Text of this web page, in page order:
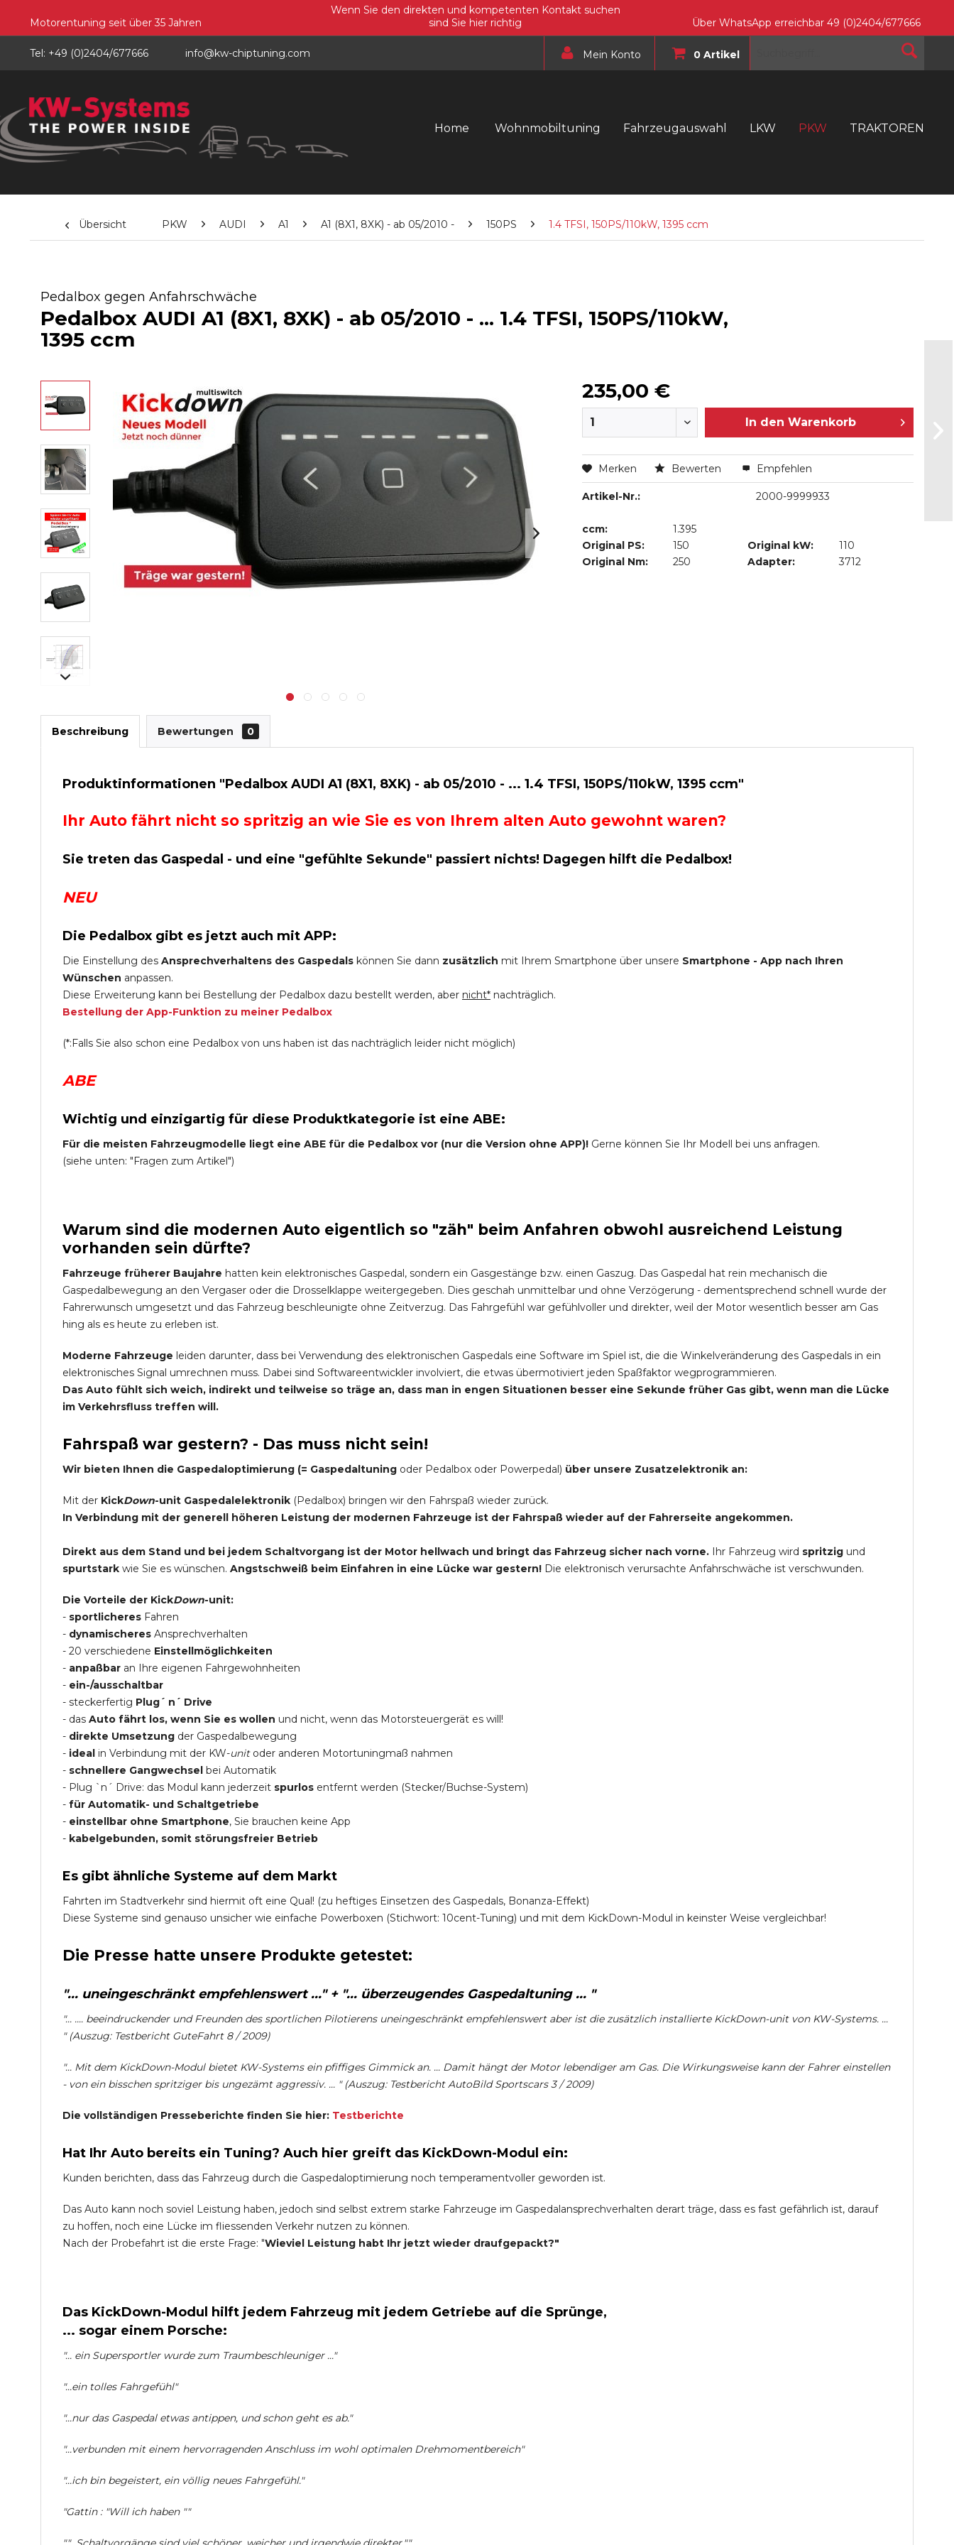
Motorentuning seit über 35 Jahren
Wenn Sie den direkten und kompetenten Kontakt suchen
sind Sie hier richtig
Über WhatsApp erreichbar 49 (0)2404/677666
Tel: +49 (0)2404/677666 info@kw-chiptuning.com Mein Konto 0 Artikel
Home Wohnmobiltuning Fahrzeugauswahl LKW PKW TRAKTOREN
Übersicht PKW AUDI A1 A1 (8X1, 8XK) - ab 05/2010 - 150PS 1.4 TFSI, 150PS/110kW, 1395 ccm
Pedalbox gegen Anfahrschwäche
Pedalbox AUDI A1 (8X1, 8XK) - ab 05/2010 - ... 1.4 TFSI, 150PS/110kW,
1395 ccm
235,00 €
In den Warenkorb
Merken Bewerten Empfehlen
Artikel-Nr.: 2000-9999933
ccm:
1.395
Original PS:
150 Original kW:
110
Original Nm:
250 Adapter: 3712
Beschreibung Bewertungen 0
Produktinformationen "Pedalbox AUDI A1 (8X1, 8XK) - ab 05/2010 - ... 1.4 TFSI, 150PS/110kW, 1395 ccm"
Ihr Auto fährt nicht so spritzig an wie Sie es von Ihrem alten Auto gewohnt waren?
Sie treten das Gaspedal - und eine "gefühlte Sekunde" passiert nichts! Dagegen hilft die Pedalbox!
NEU
Die Pedalbox gibt es jetzt auch mit APP:
Die Einstellung des Ansprechverhaltens des Gaspedals können Sie dann zusätzlich mit Ihrem Smartphone über unsere Smartphone - App nach Ihren
Wünschen anpassen.
Diese Erweiterung kann bei Bestellung der Pedalbox dazu bestellt werden, aber nicht* nachträglich.
Bestellung der App-Funktion zu meiner Pedalbox
(*:Falls Sie also schon eine Pedalbox von uns haben ist das nachträglich leider nicht möglich)
ABE
Wichtig und einzigartig für diese Produktkategorie ist eine ABE:
Für die meisten Fahrzeugmodelle liegt eine ABE für die Pedalbox vor (nur die Version ohne APP)! Gerne können Sie Ihr Modell bei uns anfragen.
(siehe unten: "Fragen zum Artikel")
Warum sind die modernen Auto eigentlich so "zäh" beim Anfahren obwohl ausreichend Leistung
vorhanden sein dürfte?
Fahrzeuge früherer Baujahre hatten kein elektronisches Gaspedal, sondern ein Gasgestänge bzw. einen Gaszug. Das Gaspedal hat rein mechanisch die
Gaspedalbewegung an den Vergaser oder die Drosselklappe weitergegeben. Dies geschah unmittelbar und ohne Verzögerung - dementsprechend schnell wurde der
Fahrerwunsch umgesetzt und das Fahrzeug beschleunigte ohne Zeitverzug. Das Fahrgefühl war gefühlvoller und direkter, weil der Motor wesentlich besser am Gas
hing als es heute zu erleben ist.
Moderne Fahrzeuge leiden darunter, dass bei Verwendung des elektronischen Gaspedals eine Software im Spiel ist, die die Winkelveränderung des Gaspedals in ein
elektronisches Signal umrechnen muss. Dabei sind Softwareentwickler involviert, die etwas übermotiviert jeden Spaßfaktor wegprogrammieren.
Das Auto fühlt sich weich, indirekt und teilweise so träge an, dass man in engen Situationen besser eine Sekunde früher Gas gibt, wenn man die Lücke
im Verkehrsfluss treffen will.
Fahrspaß war gestern? - Das muss nicht sein!
Wir bieten Ihnen die Gaspedaloptimierung (= Gaspedaltuning oder Pedalbox oder Powerpedal) über unsere Zusatzelektronik an:
Mit der KickDown-unit Gaspedalelektronik (Pedalbox) bringen wir den Fahrspaß wieder zurück.
In Verbindung mit der generell höheren Leistung der modernen Fahrzeuge ist der Fahrspaß wieder auf der Fahrerseite angekommen.
Direkt aus dem Stand und bei jedem Schaltvorgang ist der Motor hellwach und bringt das Fahrzeug sicher nach vorne. Ihr Fahrzeug wird spritzig und
spurtstark wie Sie es wünschen. Angstschweiß beim Einfahren in eine Lücke war gestern! Die elektronisch verursachte Anfahrschwäche ist verschwunden.
Die Vorteile der KickDown-unit:
- sportlicheres Fahren
- dynamischeres Ansprechverhalten
- 20 verschiedene Einstellmöglichkeiten
- anpaßbar an Ihre eigenen Fahrgewohnheiten
- ein-/ausschaltbar
- steckerfertig Plug´ n´ Drive
- das Auto fährt los, wenn Sie es wollen und nicht, wenn das Motorsteuergerät es will!
- direkte Umsetzung der Gaspedalbewegung
- ideal in Verbindung mit der KW-unitoder anderen Motortuningmaß nahmen
- schnellere Gangwechsel bei Automatik
- Plug `n´ Drive: das Modul kann jederzeit spurlos entfernt werden (Stecker/Buchse-System)
- für Automatik- und Schaltgetriebe
- einstellbar ohne Smartphone, Sie brauchen keine App
- kabelgebunden, somit störungsfreier Betrieb
Es gibt ähnliche Systeme auf dem Markt
Fahrten im Stadtverkehr sind hiermit oft eine Qual! (zu heftiges Einsetzen des Gaspedals, Bonanza-Effekt)
Diese Systeme sind genauso unsicher wie einfache Powerboxen (Stichwort: 10cent-Tuning) und mit dem KickDown-Modul in keinster Weise vergleichbar!
Die Presse hatte unsere Produkte getestet:
"... uneingeschränkt empfehlenswert ..." + "... überzeugendes Gaspedaltuning ... "
"... .... beeindruckender und Freunden des sportlichen Pilotierens uneingeschränkt empfehlenswert aber ist die zusätzlich installierte KickDown-unit von KW-Systems. ...
" (Auszug: Testbericht GuteFahrt 8 / 2009)
"... Mit dem KickDown-Modul bietet KW-Systems ein pfiffiges Gimmick an. ... Damit hängt der Motor lebendiger am Gas. Die Wirkungsweise kann der Fahrer einstellen
- von ein bisschen spritziger bis ungezämt aggressiv. ... " (Auszug: Testbericht AutoBild Sportscars 3 / 2009)
Die vollständigen Presseberichte finden Sie hier: Testberichte
Hat Ihr Auto bereits ein Tuning? Auch hier greift das KickDown-Modul ein:
Kunden berichten, dass das Fahrzeug durch die Gaspedaloptimierung noch temperamentvoller geworden ist.
Das Auto kann noch soviel Leistung haben, jedoch sind selbst extrem starke Fahrzeuge im Gaspedalansprechverhalten derart träge, dass es fast gefährlich ist, darauf
zu hoffen, noch eine Lücke im fliessenden Verkehr nutzen zu können.
Nach der Probefahrt ist die erste Frage: "Wieviel Leistung habt Ihr jetzt wieder draufgepackt?"
Das KickDown-Modul hilft jedem Fahrzeug mit jedem Getriebe auf die Sprünge,
... sogar einem Porsche:
"... ein Supersportler wurde zum Traumbeschleuniger ..."
"...ein tolles Fahrgefühl"
"...nur das Gaspedal etwas antippen, und schon geht es ab."
"...verbunden mit einem hervorragenden Anschluss im wohl optimalen Drehmomentbereich"
"...ich bin begeistert, ein völlig neues Fahrgefühl."
"Gattin : "Will ich haben ""